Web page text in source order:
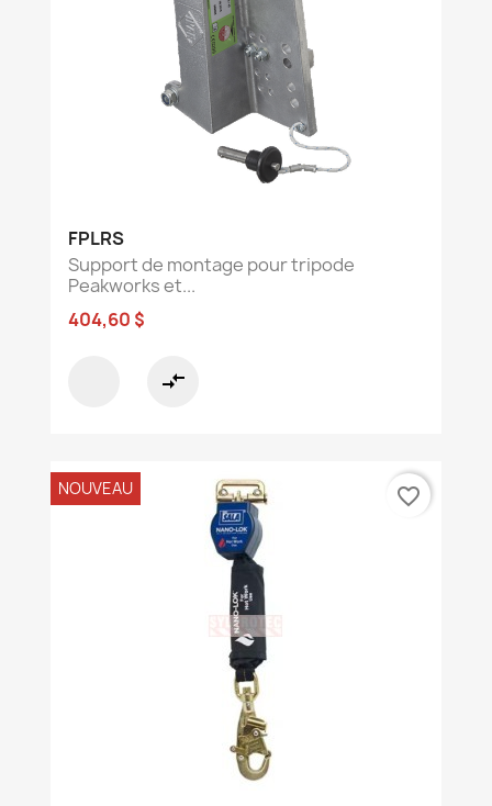
FPLRS
Support de montage pour tripode
Peakworks et...
404,60 $
compare_arrows
NOUVEAU favorite_border